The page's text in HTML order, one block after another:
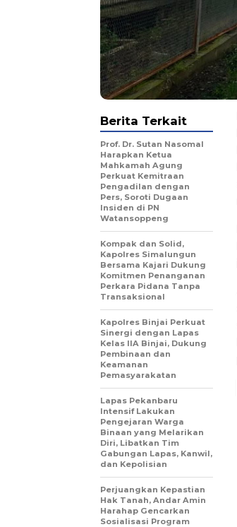
Berita Terkait
Prof. Dr. Sutan Nasomal
Harapkan Ketua
Mahkamah Agung
Perkuat Kemitraan
Pengadilan dengan
Pers, Soroti Dugaan
Insiden di PN
Watansoppeng
Kompak dan Solid,
Kapolres Simalungun
Bersama Kajari Dukung
Komitmen Penanganan
Perkara Pidana Tanpa
Transaksional
Kapolres Binjai Perkuat
Sinergi dengan Lapas
Kelas IIA Binjai, Dukung
Pembinaan dan
Keamanan
Pemasyarakatan
Lapas Pekanbaru
Intensif Lakukan
Pengejaran Warga
Binaan yang Melarikan
Diri, Libatkan Tim
Gabungan Lapas, Kanwil,
dan Kepolisian
Perjuangkan Kepastian
Hak Tanah, Andar Amin
Harahap Gencarkan
Sosialisasi Program